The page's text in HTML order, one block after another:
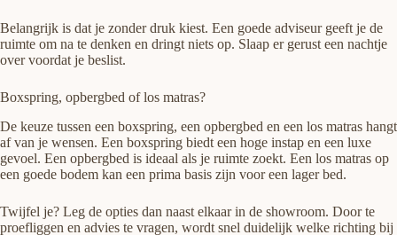
Belangrijk is dat je zonder druk kiest. Een goede adviseur geeft je de
ruimte om na te denken en dringt niets op. Slaap er gerust een nachtje
over voordat je beslist.
Boxspring, opbergbed of los matras?
De keuze tussen een boxspring, een opbergbed en een los matras hangt
af van je wensen. Een boxspring biedt een hoge instap en een luxe
gevoel. Een opbergbed is ideaal als je ruimte zoekt. Een los matras op
een goede bodem kan een prima basis zijn voor een lager bed.
Twijfel je? Leg de opties dan naast elkaar in de showroom. Door te
proefliggen en advies te vragen, wordt snel duidelijk welke richting bij